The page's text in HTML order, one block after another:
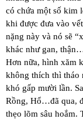
có chứa một số kim
khi được đưa vào
nặng này và nó sẽ
khác như gan,
Hơn nữa, hình xăm
không thích thì tháo
khó gấp mười lần.
Rồng, Hổ…đã qua,
thẹo lõm sâu hoắm.